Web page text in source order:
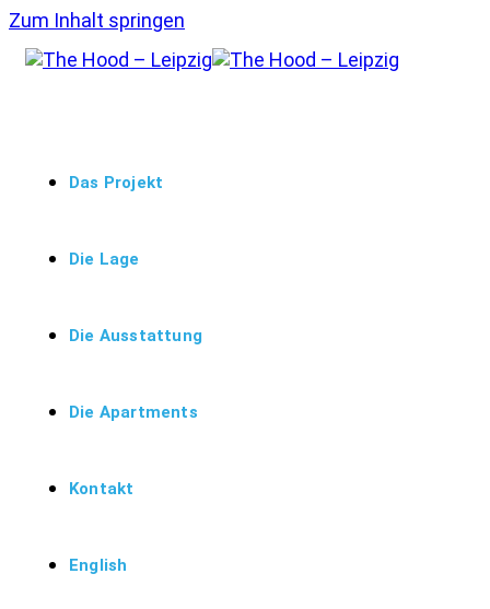
Zum Inhalt springen
Das Projekt
Die Lage
Die Ausstattung
Die Apartments
Kontakt
English